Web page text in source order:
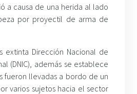
a causa de una herida al lado
por proyectil de arma de
extinta Dirección Nacional de
(DNIC), además se establece
fueron llevadas a bordo de un
varios sujetos hacia el sector